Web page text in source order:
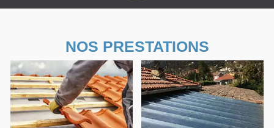
NOS PRESTATIONS